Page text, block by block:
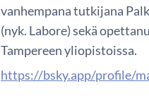
vanhempana tutkijana
(nyk. Labore) sekä
Tampereen yliopistoissa.
https://bsky.app/profile/